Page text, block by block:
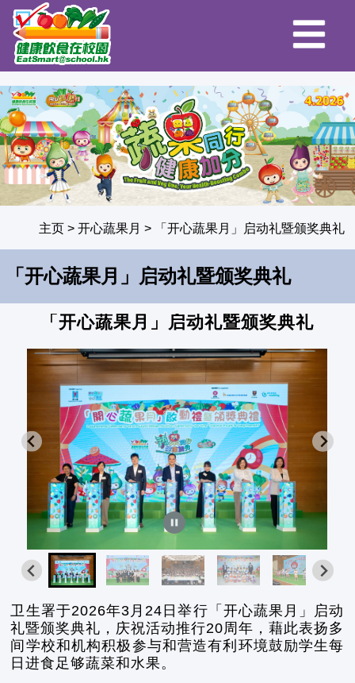
主页> 开心蔬果月 > 「开心蔬果月」启动礼暨颁奖典礼
「开心蔬果月」启动礼暨颁奖典礼
「开心蔬果月」启动礼暨颁奖典礼
卫生署于2026年3月24日举行「开心蔬果月」启动
礼暨颁奖典礼，庆祝活动推行20周年，藉此表扬多
间学校和机构积极参与和营造有利环境鼓励学生每
日进食足够蔬菜和水果。